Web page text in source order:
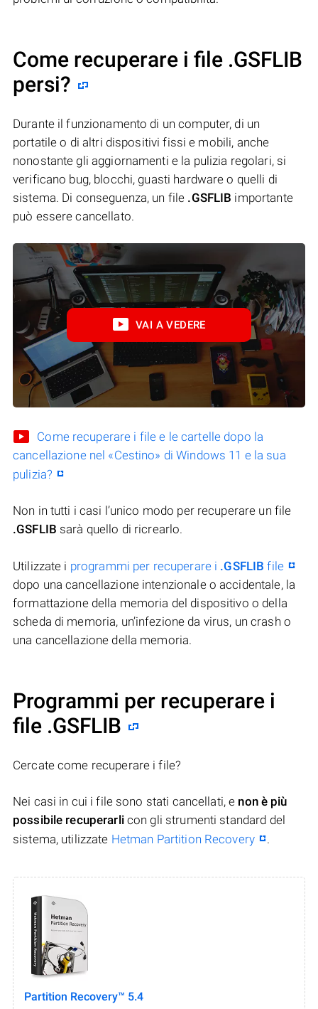
Come recuperare i file .GSFLIB
persi?
Durante il funzionamento di un computer, di un
portatile o di altri dispositivi fissi e mobili, anche
nonostante gli aggiornamenti e la pulizia regolari, si
verificano bug, blocchi, guasti hardware o quelli di
sistema. Di conseguenza, un file .GSFLIB importante
può essere cancellato.
VAI A VEDERE
Come recuperare i file e le cartelle dopo la
cancellazione nel «Cestino» di Windows 11 e la sua
pulizia?
Non in tutti i casi l’unico modo per recuperare un file
.GSFLIB sarà quello di ricrearlo.
Utilizzate i programmi per recuperare i .GSFLIB file
dopo una cancellazione intenzionale o accidentale, la
formattazione della memoria del dispositivo o della
scheda di memoria, un’infezione da virus, un crash o
una cancellazione della memoria.
Programmi per recuperare i
file .GSFLIB
Cercate come recuperare i file?
Nei casi in cui i file sono stati cancellati, e non è più
possibile recuperarlicon gli strumenti standard del
sistema, utilizzate Hetman Partition Recovery .
Partition Recovery™ 5.4